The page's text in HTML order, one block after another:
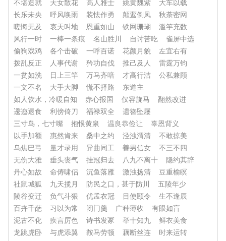
不堪造就 天女散花 高人雅士 姚黄魏紫
大车以载
长乐未央
呼风唤雨 装怯作勇 颠鸾倒凤
秋荼密网
嗟悔无及
哀天叫地 恩重如山 铁网珊瑚
滥竽充数
风行一时
一棒一条痕 名山胜川 自讨苦吃
雀屏中选
偷狗戏鸡
各个击破 一呼百诺 花颜月貌
左宜右有
拨乱反正
人事代谢 矜功自伐 推己及人
雷霆万钧
一贫如洗
日上三竿 万马齐喑 才高行洁
公私兼顾
一文不名
大手大脚 慌不择路
东道主
如人饮水，冷暖自知
赤心报国 仅容旋马
翻然改进
逶迤退食
利傍倚刀 福禄双全
遗簪坠屦
三寸鸟，七寸嘴
抱恨黄泉 温良恭俭让
辜恩背义
以手加额
惠然肯来 桑中之约 泾浊渭清
不敢掠美
乌焦巴弓
量才录用 异曲同工 善男信女
不三不四
无伤大雅
垂头丧气 挂冠归去 八九不离十
隐约其辞
丹心如故
命俦啸侣 沉鱼落雁 激浊扬清
豆重榆瞑
社鼠城狐
九天揽月 防民之口，甚于防川
五陵年少
陵谷变迁
负气斗狠 优孟衣冠 目使颐令
生不逢辰
百卉千葩
习以为常 闭门羹 广种薄收
有眼如盲
泥古不化
疾言厉色 诗书发冢 举十知九
鲜衣美食
龙跳虎卧
与虎添翼 鞍马劳顿 藕断丝连
时来运转